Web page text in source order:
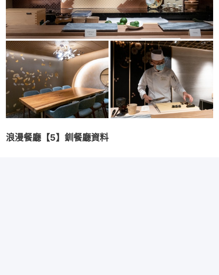
浪漫餐廳【5】釧 餐廳資料